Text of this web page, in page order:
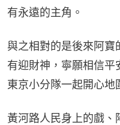
有永遠的主角。
與之相對的是後來阿寶
有迎財神，寧願相信平
東京小分隊一起開心地
黃河路人民身上的戲